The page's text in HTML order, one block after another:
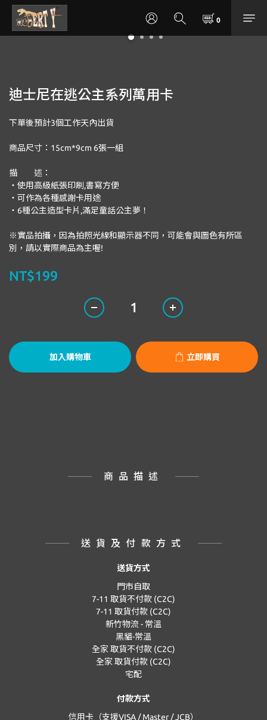
迪士尼在逃公主系列萬用卡
下單後預計3個工作天內出貨
商品尺寸：15cm*9cm 6張一組
描　　述：
‧使用高級紙張印刷,書寫方便
‧可作為各種感謝卡用途
‧6種公主造型卡片,滿足童話公主夢！
※實品拍攝，因為拍照光線和顯示器不同，可能會與圖色有所區
別，請以實際商品為主喔!
NT$199
加入購物車 立即購買
商品描述
送貨及付款方式
送貨方式
門市自取
7-11 取貨不付款 (C2C)
7-11 取貨付款 (C2C)
新竹物流 - 常溫
黑貓-常溫
全家 取貨不付款 (C2C)
全家 取貨付款 (C2C)
宅配
付款方式
信用卡（支援VISA / Master / JCB）